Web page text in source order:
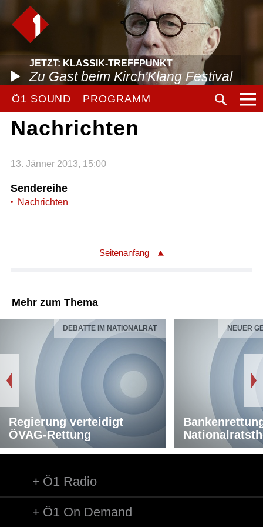
JETZT: KLASSIK-TREFFPUNKT
Zu Gast beim Kirch'Klang Festival
Ö1 SOUND PROGRAMM
Nachrichten
13. Jänner 2013, 15:00
Sendereihe
Nachrichten
Seitenanfang
Mehr zum Thema
DEBATTE IM NATIONALRAT
Regierung verteidigt
ÖVAG-Rettung
NEUER
Ö1 Radio
Ö1 On Demand